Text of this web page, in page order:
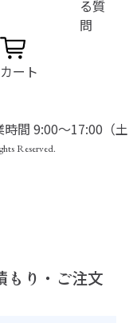
る質
問
カート
時間 9:00〜17:00（
Reserved.
り・ご注文